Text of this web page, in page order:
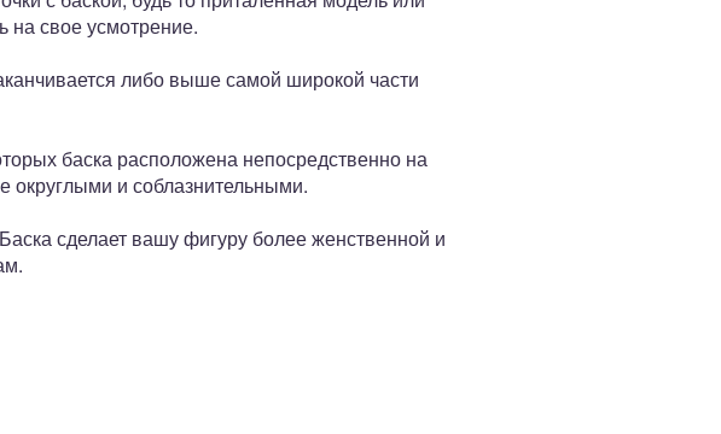
на свое усмотрение.
либо выше самой широкой части
баска расположена непосредственно на
округлыми и соблазнительными.
сделает вашу фигуру более женственной и